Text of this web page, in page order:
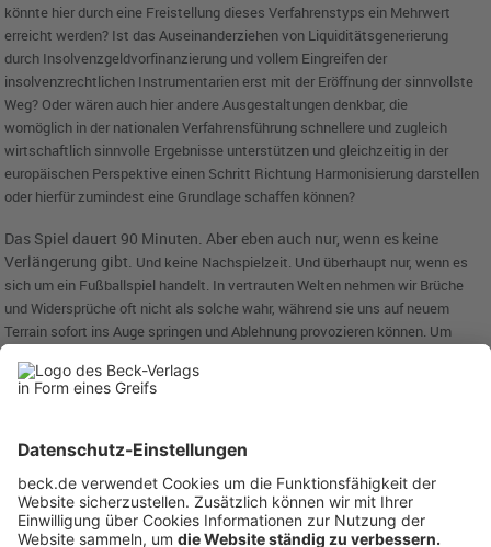
könnte hier durcheine Freistellung dieses Verfahrenstyps ein Mehrwert
erreicht werden? Ist das Auseinanderziehenvon Liquiditätsgenerierung
durch Insolvenzgeldvorfinanzierung undvollem Eingreifen der
insolvenzrechtlichen Instrumentarien erst mit der Eröffnung der sinnvollste
Weg? Oder wären auch hier andere Ausgestaltungen denkbar, die
womöglich in der nationalen Verfahrensführung schnellere und zugleich
wirtschaftlich sinnvolle Ergebnisse unterstützen und gleichzeitig in der
europäischen Perspektive einen Schritt Richtung Harmonisierung darstellen
oder hierfür zumindest eine Grundlage schaffen können?
Das Spiel dauert 90 Minuten. Aber eben auch nur, wenn es keine
Verlängerung gibt. Und keine Nachspielzeit. Und überhaupt nur, wenn es
sich um ein Fußballspiel handelt. In vertrauten Welten nehmen wir Brüche
und Widersprüche oft nicht als solchewahr, während sie uns auf neuem
Terrain sofort ins Auge springen und Ablehnung provozieren können. Um
Spiel ist immer das schwerste – aber auch das, das wir am
greifbarstengewinnen können.
Anzeige